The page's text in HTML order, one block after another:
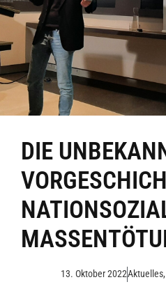
DIE
13. Oktober 2022Aktuelles,